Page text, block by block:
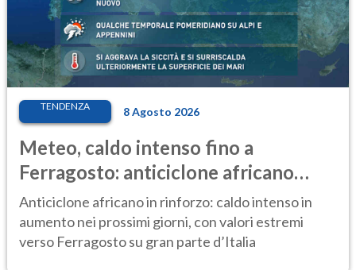
TENDENZA 8 Agosto 2026
Meteo, caldo intenso fino a
Ferragosto: anticiclone africano
ancora protagonista
Anticiclone africano in rinforzo: caldo intenso in
aumento nei prossimi giorni, con valori estremi
verso Ferragosto su gran parte d’Italia